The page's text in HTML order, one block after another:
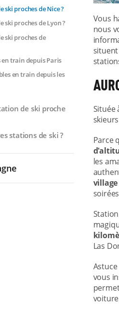
ski proches de Nice ?
ski proches de Lyon ?
ski proches de
en train depuis Paris
en train depuis les
de ski proche
stations de ski ?
Vous
nous
Située
Parce
les
Las
vous